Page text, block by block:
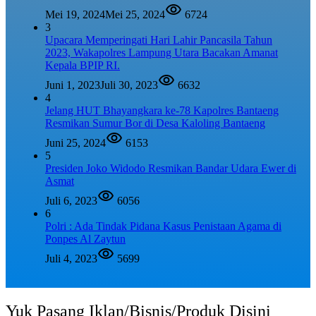
Mei 19, 2024Mei 25, 2024
6724
3
Upacara Memperingati Hari Lahir Pancasila Tahun
2023, Wakapolres Lampung Utara Bacakan Amanat
Kepala BPIP RI.
Juni 1, 2023Juli 30, 2023
6632
4
Jelang HUT Bhayangkara ke-78 Kapolres Bantaeng
Resmikan Sumur Bor di Desa Kaloling Bantaeng
Juni 25, 2024
6153
5
Presiden Joko Widodo Resmikan Bandar Udara Ewer di
Asmat
Juli 6, 2023
6056
6
Polri : Ada Tindak Pidana Kasus Penistaan Agama di
Ponpes Al Zaytun
Juli 4, 2023
5699
Yuk Pasang Iklan/Bisnis/Produk Disini